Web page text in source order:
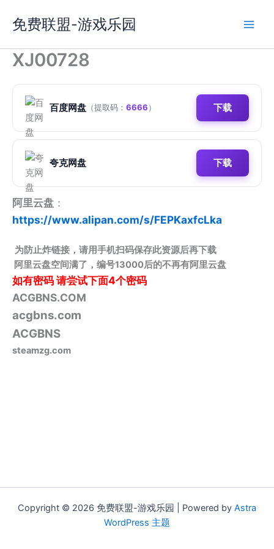
容
免费联盟-游戏乐园
XJ00728
百度网盘 （提取码： 6666） 下载
夸克网盘 下载
阿里云盘 ：
https://www.alipan.com/s/FEPKaxfcLka
为防止炸链接，请用手机扫码保存此资源后再下载
阿里云盘空间满了，编号13000后的不再有阿里云盘
如有密码请尝试下面4个密码
ACGBNS.COM
acgbns.com
ACGBNS
steamzg.com
Copyright © 2026 免费联盟-游戏乐园 | Powered by Astra
WordPress 主题